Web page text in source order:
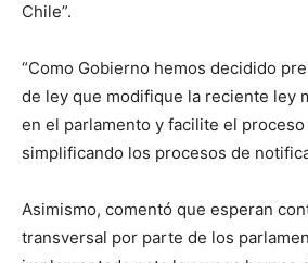
Chile”.
“Como Gobierno hemos decidido
de ley que modifique la reciente ley
en el parlamento y facilite el
simplificando los procesos de
Asimismo, comentó que esperan
transversal por parte de los